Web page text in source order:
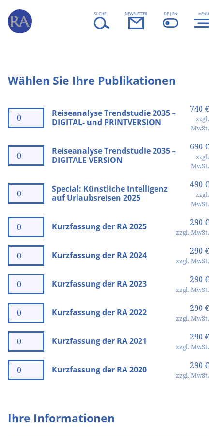
SUCHE NEWSLETTER DE | EN MENÜ
Wählen Sie Ihre Publikationen
Reiseanalyse Trendstudie 2035 –
DIGITAL- und PRINTVERSION
740 €
zzgl.
MwSt.
Reiseanalyse Trendstudie 2035 –
DIGITALE VERSION
690 €
zzgl.
MwSt.
Special: Künstliche Intelligenz
auf Urlaubsreisen 2025
490 €
zzgl.
MwSt.
Kurzfassung der RA 2025 290 €
zzgl. MwSt.
Kurzfassung der RA 2024 290 €
zzgl. MwSt.
Kurzfassung der RA 2023 290 €
zzgl. MwSt.
Kurzfassung der RA 2022 290 €
zzgl. MwSt.
Kurzfassung der RA 2021 290 €
zzgl. MwSt.
Kurzfassung der RA 2020 290 €
zzgl. MwSt.
Ihre Informationen